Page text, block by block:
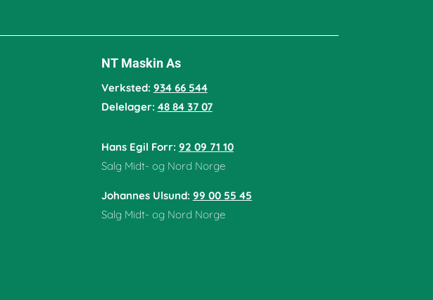
NT Maskin As
Verksted: 934 66 544
Delelager: 48 84 37 07
Hans Egil Forr: 92 09 71 10
Salg Midt- og Nord Norge
Johannes Ulsund: 99 00 55 45
Salg Midt- og Nord Norge